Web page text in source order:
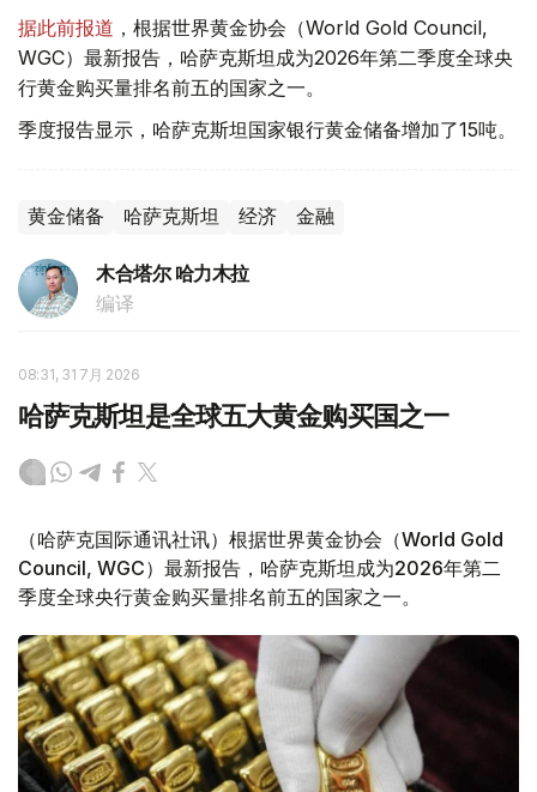
据此前报道 ，根据世界黄金协会（World Gold Council,
WGC）最新报告，哈萨克斯坦成为2026年第二季度全球央
行黄金购买量排名前五的国家之一。
季度报告显示，哈萨克斯坦国家银行黄金储备增加了15吨。
黄金储备 哈萨克斯坦 经济 金融
木合塔尔 哈力木拉
编译
08:31, 31 7月 2026
哈萨克斯坦是全球五大黄金购买国之一
（哈萨克国际通讯社讯）根据世界黄金协会（World Gold
Council, WGC）最新报告，哈萨克斯坦成为2026年第二
季度全球央行黄金购买量排名前五的国家之一。